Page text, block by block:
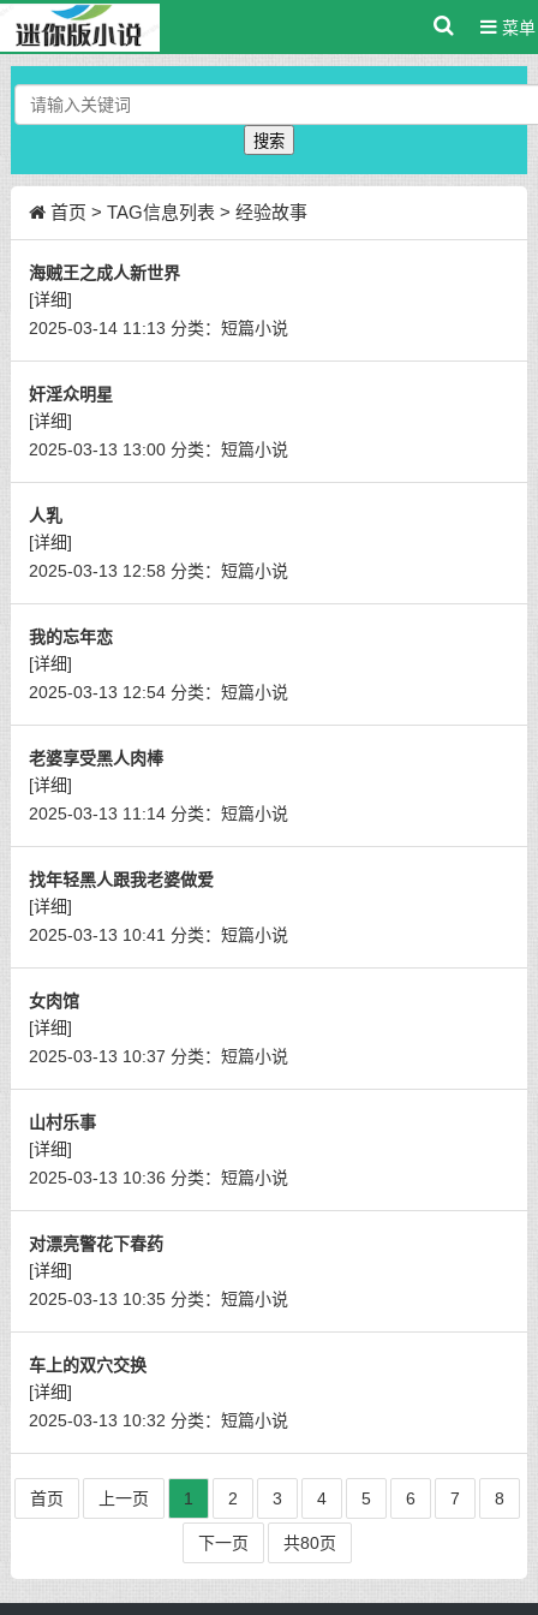
菜单
搜索
首页 > TAG信息列表 > 经验故事
海贼王之成人新世界
[详细]
2025-03-14 11:13 分类： 短篇小说
奸淫众明星
[详细]
2025-03-13 13:00 分类： 短篇小说
人乳
[详细]
2025-03-13 12:58 分类： 短篇小说
我的忘年恋
[详细]
2025-03-13 12:54 分类： 短篇小说
老婆享受黑人肉棒
[详细]
2025-03-13 11:14 分类： 短篇小说
找年轻黑人跟我老婆做爱
[详细]
2025-03-13 10:41 分类： 短篇小说
女肉馆
[详细]
2025-03-13 10:37 分类： 短篇小说
山村乐事
[详细]
2025-03-13 10:36 分类： 短篇小说
对漂亮警花下春药
[详细]
2025-03-13 10:35 分类： 短篇小说
车上的双穴交换
[详细]
2025-03-13 10:32 分类： 短篇小说
首页 上一页 1 2 3 4 5 6 7 8
下一页 共80页